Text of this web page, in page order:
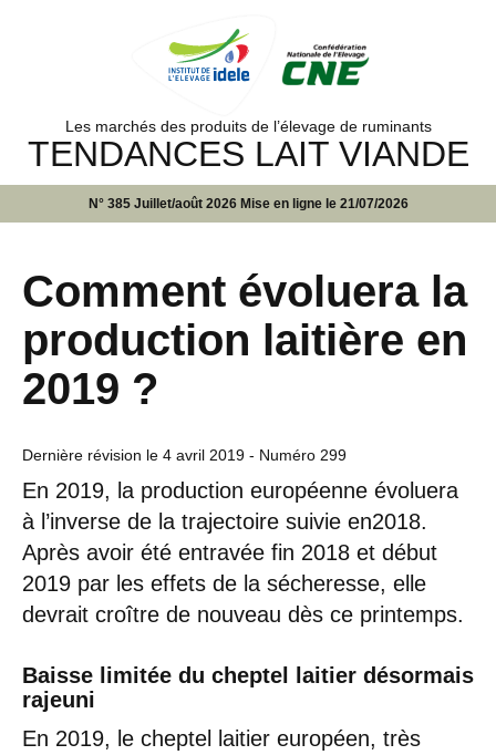
Les marchés des produits de l’élevage de ruminants
TENDANCES LAIT VIANDE
N° 385 Juillet/août 2026 Mise en ligne le 21/07/2026
Comment évoluera la
production laitière en
2019 ?
Dernière révision le 4 avril 2019 - Numéro 299
En 2019, la production européenne évoluera
à l’inverse de la trajectoire suivie en2018.
Après avoir été entravée fin 2018 et début
2019 par les effets de la sécheresse, elle
devrait croître de nouveau dès ce printemps.
Baisse limitée du cheptel laitier désormais
rajeuni
En 2019, le cheptel laitier européen, très